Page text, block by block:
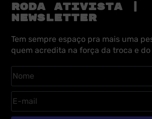
RODA ATIVISTA |
NEWSLETTER
Tem sempre espaço pra mais uma
quem acredita na força da troca e